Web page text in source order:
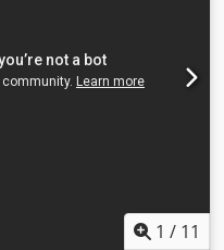
1 / 11